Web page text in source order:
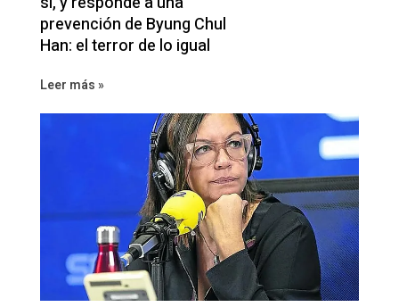
prevención de Byung Chul
Han: el terror de lo igual
Leer más »